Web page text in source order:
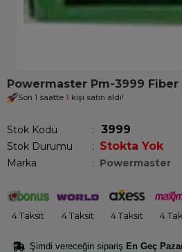
Powermaster Pm-3999
Son 1 saatte 1 kişi satın aldı!
Stok Kodu 3999
Stok Durumu : Stokta Yok
Marka : Powermaster
4 Taksit 4 Taksit 4 Taksit 4
Şimdi vereceğin sipariş En Geç